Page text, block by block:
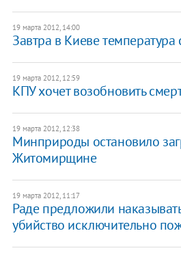
19 марта 2012, 14:00
Завтра в Киеве температура
19 марта 2012, 12:59
КПУ хочет возобновить
19 марта 2012, 12:38
Минприроды остановило
Житомирщине
19 марта 2012, 11:17
Раде предложили
убийство исключительно